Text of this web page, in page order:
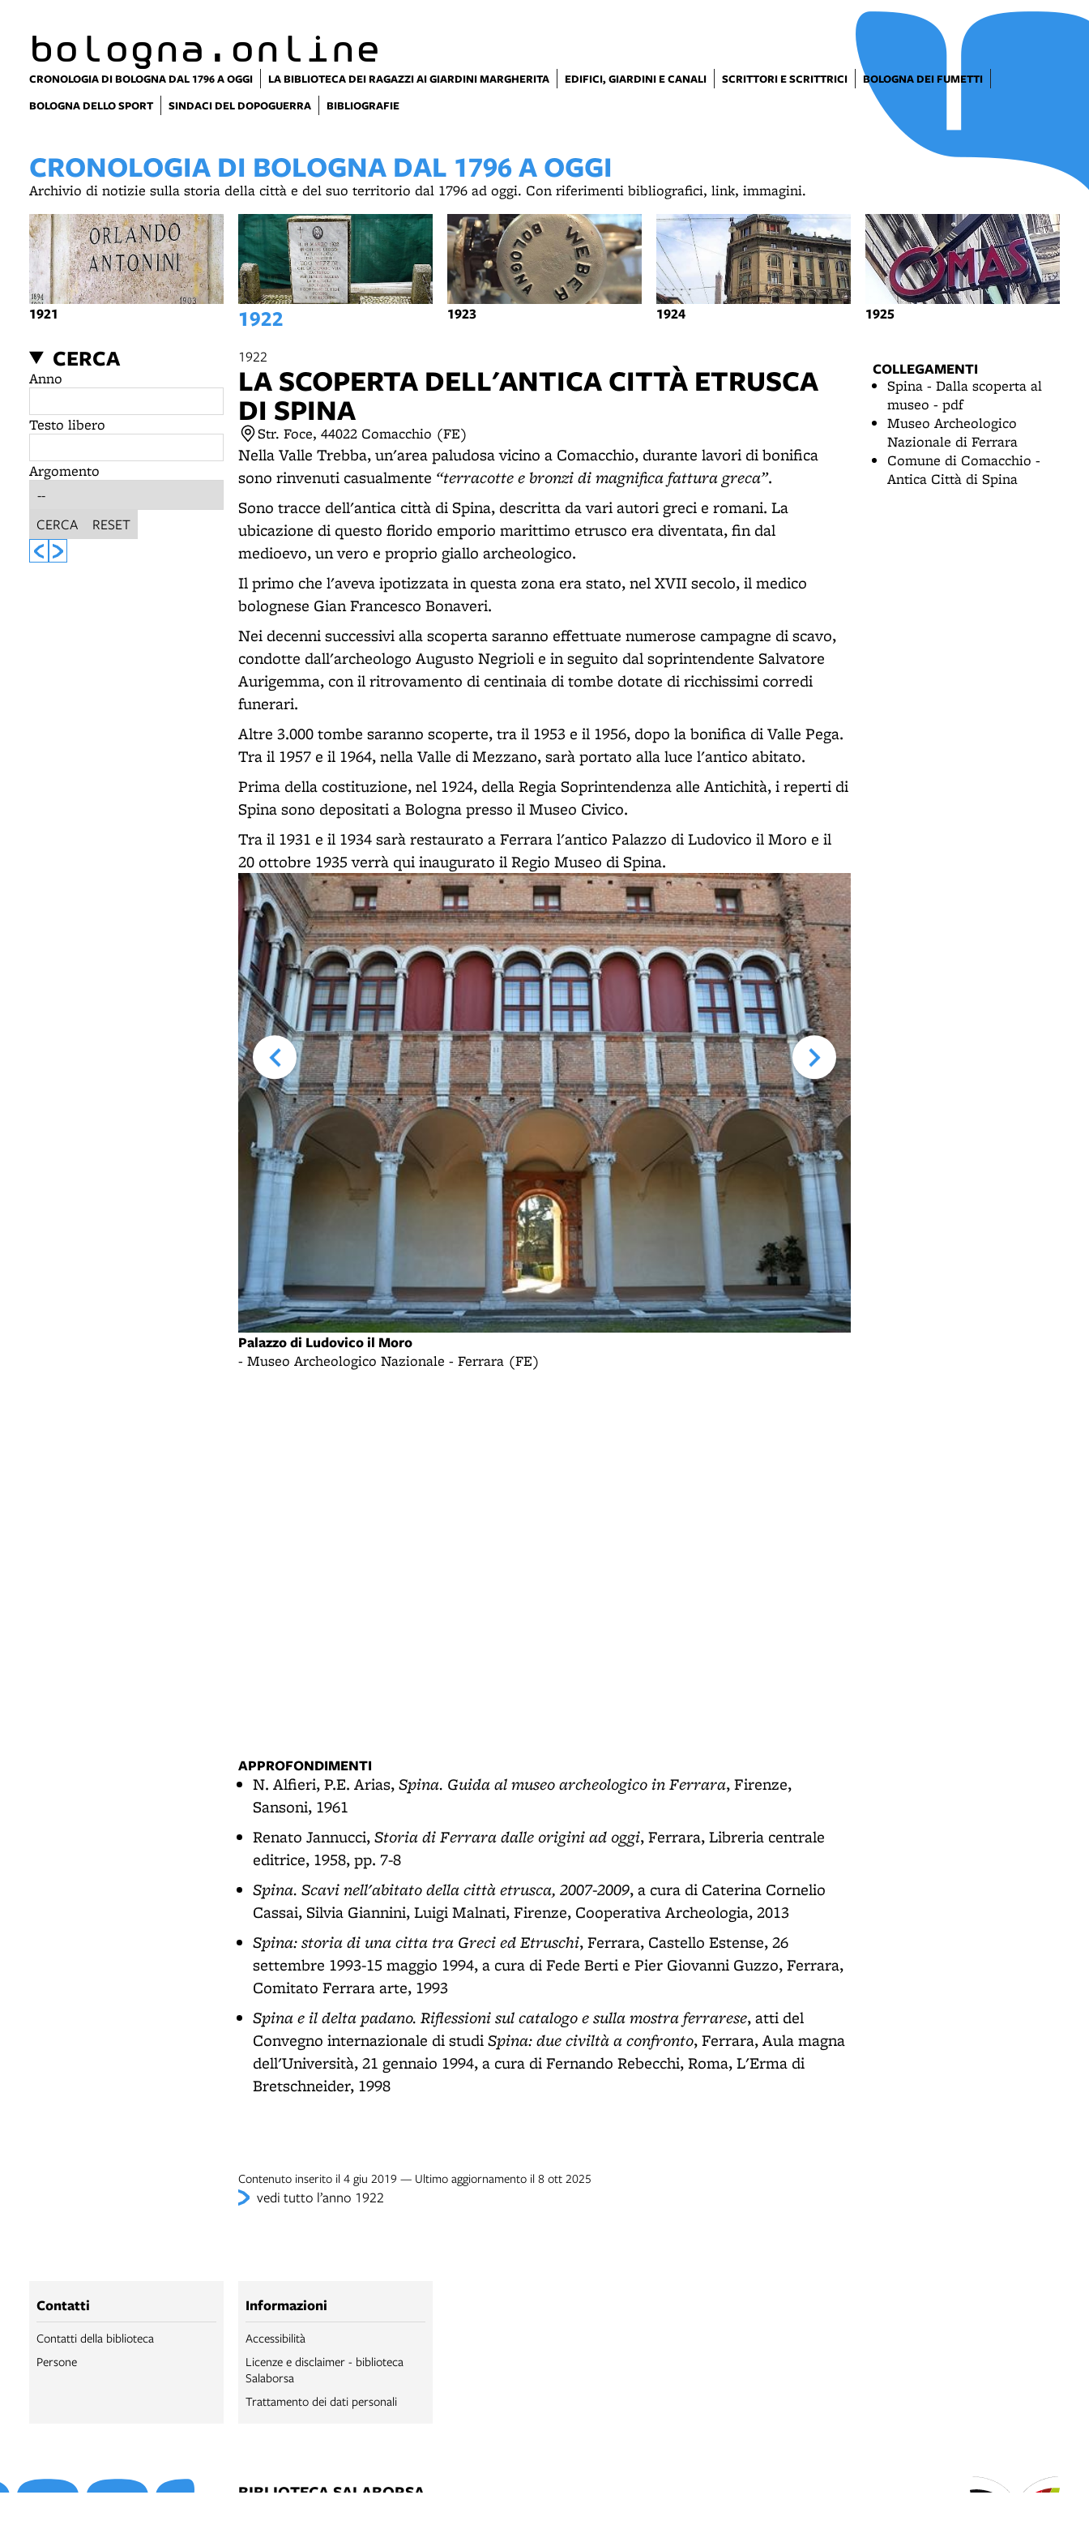
bologna.online
CRONOLOGIA DI BOLOGNA DAL 1796 A OGGI LA BIBLIOTECA DEI RAGAZZI AI GIARDINI MARGHERITA EDIFICI, GIARDINI E CANALI SCRITTORI E SCRITTRICI
BOLOGNA DEI FUMETTI
BOLOGNA DELLO SPORT
SINDACI DEL DOPOGUERRA BIBLIOGRAFIE
CRONOLOGIA DI BOLOGNA DAL 1796 A OGGI
Archivio di notizie sulla storia della città e del suo territorio dal 1796 ad oggi. Con riferimenti bibliografici, link, immagini.
1921 1922 1923 1924 1925
CERCA
Anno
Testo libero
Argomento
CERCA RESET
1922
LA SCOPERTA DELL'ANTICA CITTÀ ETRUSCA
DI SPINA
Str. Foce, 44022 Comacchio (FE)
Nella Valle Trebba, un'area paludosa vicino a Comacchio, durante lavori di bonifica
sono rinvenuti casualmente “terracotte e bronzi di magnifica fattura greca”.
Sono tracce dell'antica città di Spina, descritta da vari autori greci e romani. La
ubicazione di questo florido emporio marittimo etrusco era diventata, fin dal
medioevo, un vero e proprio giallo archeologico.
Il primo che l'aveva ipotizzata in questa zona era stato, nel XVII secolo, il medico
bolognese Gian Francesco Bonaveri.
Nei decenni successivi alla scoperta saranno effettuate numerose campagne di scavo,
condotte dall'archeologo Augusto Negrioli e in seguito dal soprintendente Salvatore
Aurigemma, con il ritrovamento di centinaia di tombe dotate di ricchissimi corredi
funerari.
Altre 3.000 tombe saranno scoperte, tra il 1953 e il 1956, dopo la bonifica di Valle Pega.
Tra il 1957 e il 1964, nella Valle di Mezzano, sarà portato alla luce l'antico abitato.
Prima della costituzione, nel 1924, della Regia Soprintendenza alle Antichità, i reperti di
Spina sono depositati a Bologna presso il Museo Civico.
Tra il 1931 e il 1934 sarà restaurato a Ferrara l'antico Palazzo di Ludovico il Moro e il
20 ottobre 1935 verrà qui inaugurato il Regio Museo di Spina.
Palazzo di Ludovico il Moro
- Museo Archeologico Nazionale - Ferrara (FE)
APPROFONDIMENTI
N. Alfieri, P.E. Arias,Spina. Guida al museo archeologico in Ferrara, Firenze,
Sansoni, 1961
Renato Jannucci,Storia di Ferrara dalle origini ad oggi, Ferrara, Libreria centrale
editrice, 1958, pp. 7-8
Spina. Scavi nell'abitato della città etrusca, 2007-2009, a cura di Caterina Cornelio
Cassai, Silvia Giannini, Luigi Malnati, Firenze, Cooperativa Archeologia, 2013
Spina: storia di una citta tra Greci ed Etruschi, Ferrara, Castello Estense, 26
settembre 1993-15 maggio 1994, a cura di Fede Berti e Pier Giovanni Guzzo, Ferrara,
Comitato Ferrara arte, 1993
Spina e il delta padano. Riflessioni sul catalogo e sulla mostra ferrarese, atti del
Convegno internazionale di studiSpina: due civiltà a confronto, Ferrara, Aula magna
dell'Università, 21 gennaio 1994, a cura di Fernando Rebecchi, Roma, L'Erma di
Bretschneider, 1998
Contenuto inserito il 4 giu 2019 — Ultimo aggiornamento il 8 ott 2025
vedi tutto l’anno 1922
COLLEGAMENTI
Spina - Dalla scoperta al
museo - pdf
Museo Archeologico
Nazionale di Ferrara
Comune di Comacchio -
Antica Città di Spina
Contatti
Contatti della biblioteca
Persone
Informazioni
Accessibilità
Licenze e disclaimer - biblioteca
Salaborsa
Trattamento dei dati personali
BIBLIOTECA SALABORSA